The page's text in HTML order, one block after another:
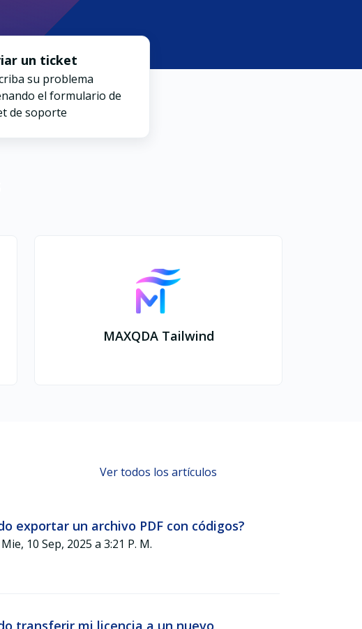
un ticket
su problema
el formulario de
de soporte
MAXQDA Tailwind
Ver todos los artículos
exportar un archivo PDF con códigos?
Modificado el Mie, 10 Sep, 2025 a 3:21 P. M.
transferir mi licencia a un nuevo